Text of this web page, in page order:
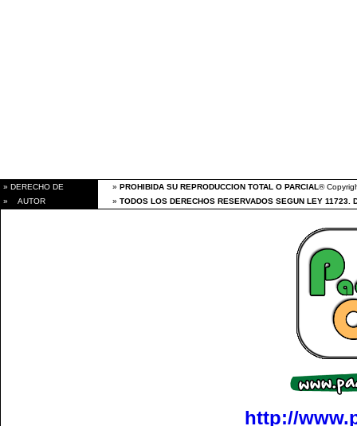
» DERECHO DE » PROHIBIDA SU REPRODUCCION TOTAL O PARCIAL®
» AUTOR
» TODOS LOS DERECHOS RESERVADOS SEGUN LEY
http://